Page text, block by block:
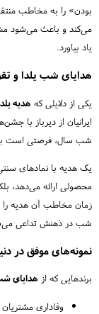
بودن» را به مخاطب
می‌کند و باعث می‌شود
یاد بیاورد.
هدایای شب یلدا و
یکی از دلایلی که هدیه
ایرانیان از دیرباز با
شب سال، فرصتی است
یک هدیه با نمادهای
محصولی ارائه می‌دهد،
زمان مخاطب آن هدیه را
شب در ذهنش تداعی
نمونه‌های موفق در
برندهایی که از هدایای
وفاداری